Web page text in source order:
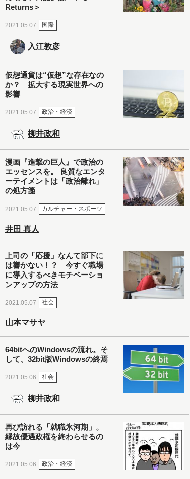
Returns＞
2021.05.07 国際
入江敦彦
仮想通貨は“仮想”な存在なの
か？ 拡大する現実世界への
影響
2021.05.07 政治・経済
柳井政和
漫画『進撃の巨人』で政治の
エッセンスを。 良質なエンタ
ーテイメントは「政治離れ」
の処方箋
2021.05.07 カルチャー・スポーツ
井田 真人
上司の「応援」なんて部下に
は響かない！？ 今すぐ職場
に導入するべきモチベーショ
ンアップの方法
2021.05.07 社会
山本マサヤ
64bitへのWindowsの流れ。そ
して、32bit版Windowsの終焉
2021.05.06 社会
柳井政和
再び訪れる「就職氷河期」。
縁故優遇政権を終わらせるの
は今
2021.05.06 政治・経済